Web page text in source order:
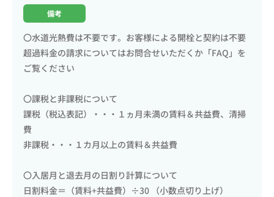
備考
〇水道光熱費は不要です。お客様による開栓と契約は不要
超過料金の請求についてはお問合せいただくか「FAQ」を
ご覧ください
〇課税と非課税について
課税（税込表記）・・・１ヵ月未満の賃料＆共益費、清掃
費
非課税・・・１カ月以上の賃料＆共益費
〇入居月と退去月の日割り計算について
日割料金＝（賃料+共益費）÷30 （小数点切り上げ）